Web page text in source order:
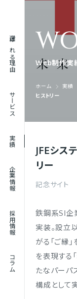
選ばれる理由
サービス
実績
企業情報
採用情報
コラム
企業情報
Web制作実
ホーム 実績
ヒストリー
JFEシス
リー
記念サイト
鉄鋼系SI企
実装。設立
がる「ご縁
を表現する
たなパーパ
構成として